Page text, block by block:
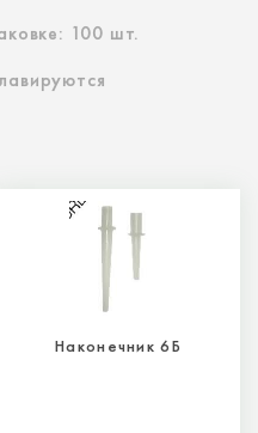
100 шт.
Наконечник 6Б